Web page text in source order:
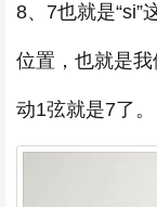
8、7也就是“si”
位置，也就是
动1弦就是7了。